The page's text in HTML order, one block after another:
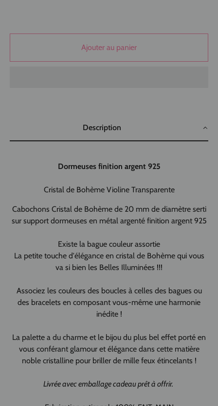
Ajouter au panier
Description
Dormeuses finition argent 925
Cristal de Bohème Violine Transparente
Cabochons Cristal de Bohème de 20 mm de diamètre serti
sur support dormeuses en métal argenté finition argent 925
Existe la bague couleur assortie
La petite touche d'élégance en cristal de Bohème qui vous
va si bien les Belles Illuminées !!!
Associez les couleurs des boucles à celles des bagues ou
des bracelets en composant vous-même une harmonie
inédite !
La palette a du charme et le bijou du plus bel effet porté en
vous conférant glamour et élégance dans cette matière
noble cristalline pour briller de mille feux étincelants !
Livrée avec emballage cadeau prêt à offrir.